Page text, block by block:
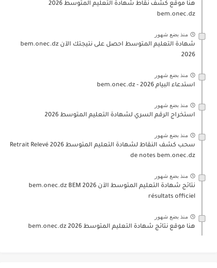
هنا موقع كشف نقاط شهادة التعليم المتوسط 2026
bem.onec.dz
منذ بضع شهور
شهادة التعليم المتوسط احصل على نتيجتك الآن bem.onec.dz
2026
منذ بضع شهور
استدعاء البيام 2026 - bem.onec.dz
منذ بضع شهور
استخراج الرقم السري لشهادة التعليم المتوسط 2026
منذ بضع شهور
سحب كشف النقاط لشهادة التعليم المتوسط 2026 Retrait Relevé
de notes bem.onec.dz
منذ بضع شهور
نتائج شهادة التعليم المتوسط الآن 2026 bem.onec.dz BEM
résultats officiel
منذ بضع شهور
هنا موقع نتائج شهادة التعليم المتوسط 2026 bem.onec.dz